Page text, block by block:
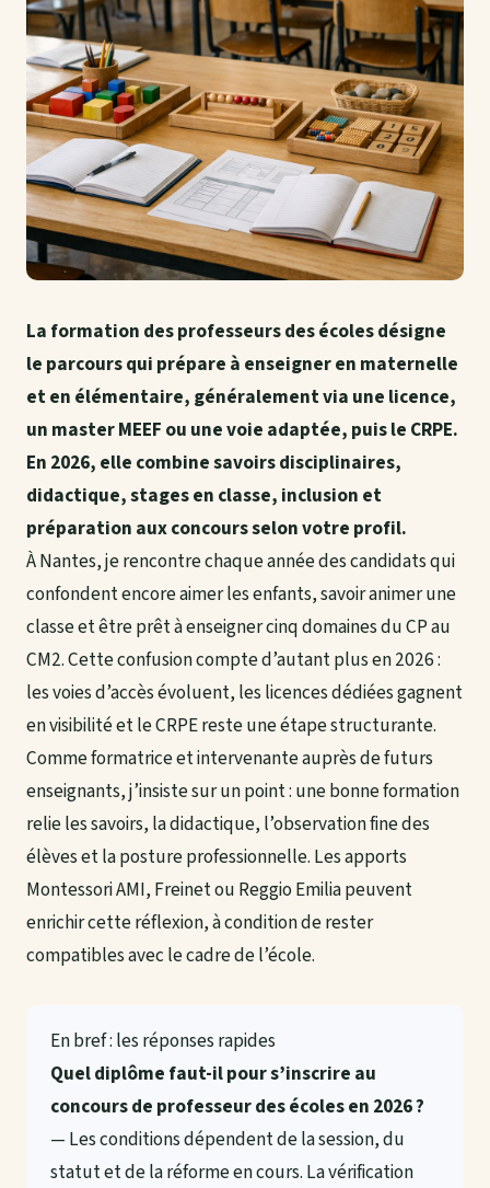
La formation des professeurs des écoles désigne
le parcours qui prépare à enseigner en maternelle
et en élémentaire, généralement via une licence,
un master MEEF ou une voie adaptée, puis le CRPE.
En 2026, elle combine savoirs disciplinaires,
didactique, stages en classe, inclusion et
préparation aux concours selon votre profil.
À Nantes, je rencontre chaque année des candidats qui
confondent encore aimer les enfants, savoir animer une
classe et être prêt à enseigner cinq domaines du CP au
CM2. Cette confusion compte d’autant plus en 2026 :
les voies d’accès évoluent, les licences dédiées gagnent
en visibilité et le CRPE reste une étape structurante.
Comme formatrice et intervenante auprès de futurs
enseignants, j’insiste sur un point : une bonne formation
relie les savoirs, la didactique, l’observation fine des
élèves et la posture professionnelle. Les apports
Montessori AMI, Freinet ou Reggio Emilia peuvent
enrichir cette réflexion, à condition de rester
compatibles avec le cadre de l’école.
En bref : les réponses rapides
Quel diplôme faut-il pour s’inscrire au
concours de professeur des écoles en 2026 ?
— Les conditions dépendent de la session, du
statut et de la réforme en cours. La vérification